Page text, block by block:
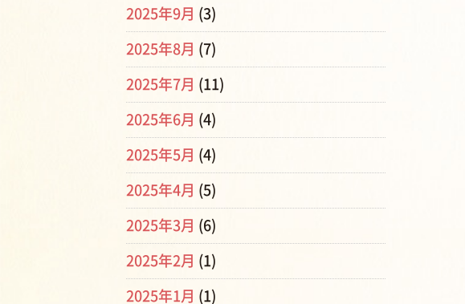
2025年9月 (3)
2025年8月 (7)
2025年7月 (11)
2025年6月 (4)
2025年5月 (4)
2025年4月 (5)
2025年3月 (6)
2025年2月 (1)
2025年1月 (1)